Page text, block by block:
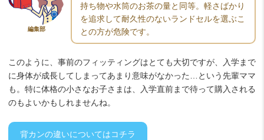
編集部
持ち物や水筒のお茶の量と同等。軽さばかり
を追求して耐久性のないランドセルを選ぶこ
との方が危険です。
このように、事前のフィッティングはとても大切ですが、入学まで
に身体が成長してしまってあまり意味がなかった…という先輩ママ
も。特に体格の小さなお子さまは、入学直前まで待って購入される
のもよいかもしれませんね。
背カンの違いについてはコチラ